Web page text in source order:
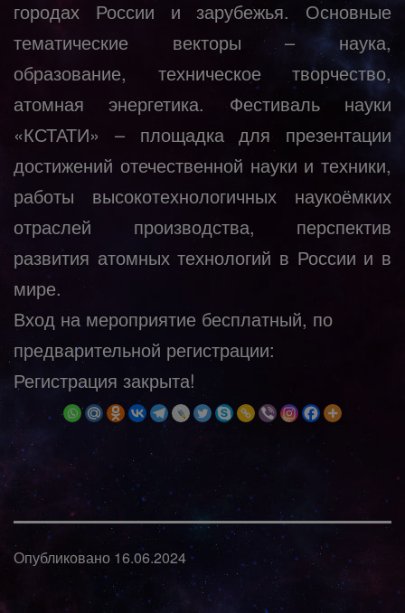
городах России и зарубежья. Основные
тематические векторы – наука,
образование, техническое творчество,
атомная энергетика. Фестиваль науки
«КСТАТИ» – площадка для презентации
достижений отечественной науки и техники,
работы высокотехнологичных наукоёмких
отраслей производства, перспектив
развития атомных технологий в России и в
мире.
Вход на мероприятие бесплатный, по
предварительной регистрации:
Регистрация закрыта!
Опубликовано 16.06.2024